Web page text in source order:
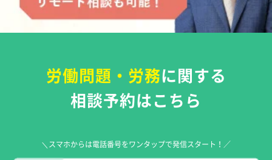
労働問題・労務に関する
相談予約はこちら
＼スマホからは電話番号をワンタップで発信スタート！／